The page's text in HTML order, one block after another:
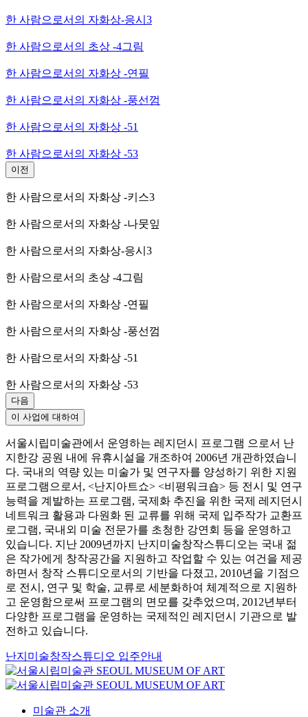
한 사람으로서의 자화상-응시3
한 사람으로서의 초상 -4그림
한 사람으로서의 자화상 -연필
한 사람으로서의 자화상 -풍선껌
한 사람으로서의 자화상 -51
한 사람으로서의 자화상 -53
이전
한 사람으로서의 자화상 -키스3
한 사람으로서의 자화상 -나뭇잎
한 사람으로서의 자화상-응시3
한 사람으로서의 초상 -4그림
한 사람으로서의 자화상 -연필
한 사람으로서의 자화상 -풍선껌
한 사람으로서의 자화상 -51
한 사람으로서의 자화상 -53
다음
이 사업에 대하여
서울시립미술관에서 운영하는 레지던시 프로그램 으로서 난
지한강 공원 내에 유휴시설을 개조하여 2006년 개관하였습니
다. 국내의 역량 있는 미술가 및 연구자를 양성하기 위한 지원
프로그램으로서, <난지아트쇼> <비평워크숍> 등 전시 및 연구
능력을 계발하는 프로그램, 국제화 추진을 위한 국제 레지던시
네트워크 활용과 다원화 된 교류를 위해 국제 입주작가 교환프
로그램, 국내외 미술 전문가를 초청한 강연회 등을 운영하고
있습니다. 지난 2009년까지 난지미술창작스튜디오는 국내 젊
은 작가에게 창작공간을 지원하고 작업할 수 있는 여건을 제공
하면서 창작 스튜디오로서의 기반을 다졌고, 2010년을 기점으
로 전시, 연구 및 학술, 교류로 세분화하여 체계적으로 지원하
고 운영함으로써 프로그램의 면모를 갖추었으며, 2012년부터
다양한 프로그램을 운영하는 국제적인 레지던시 기관으로 발
전하고 있습니다.
난지미술창작스튜디오 입주안내
미술관 소개